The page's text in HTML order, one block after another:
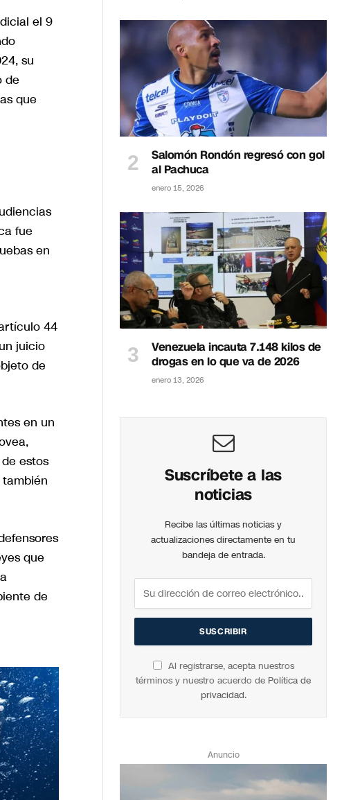
el 9
su
de
que
fue
en
44
juicio
de
en un
estos
que
de
Salomón Rondón regresó con gol
al Pachuca
enero 15, 2026
Venezuela incauta 7.148 kilos de
drogas en lo que va de 2026
enero 13, 2026
Suscríbete a las
noticias
Recibe las últimas noticias y
actualizaciones directamente en tu
bandeja de entrada.
Al registrarse, acepta nuestros
términos y nuestro acuerdo de Política de
privacidad.
Anuncio